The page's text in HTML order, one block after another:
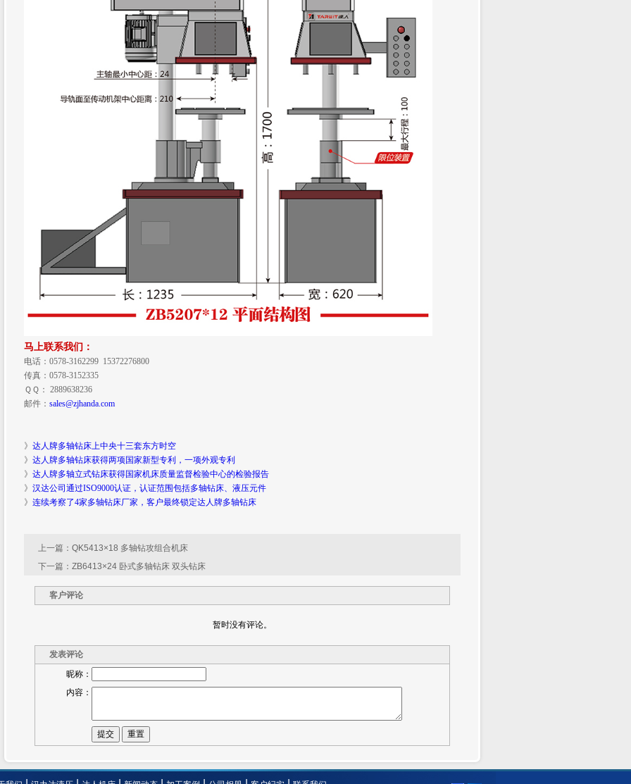
马上联系我们：
电话：0578-3162299 15372276800
传真：0578-3152335
ＱＱ： 2889638236
邮件： sales@zjhanda.com
》 达人牌多轴钻床上中央十三套东方时空
》 达人牌多轴钻床获得两项国家新型专利，一项外观专利
》 达人牌多轴立式钻床获得国家机床质量监督检验中心的检验报告
》 汉达公司通过ISO9000认证，认证范围包括多轴钻床、液压元件
》 连续考察了4家多轴钻床厂家，客户最终锁定达人牌多轴钻床
上一篇： QK5413×18 多轴钻攻组合机床
下一篇： ZB6413×24 卧式多轴钻床 双头钻床
客户评论
暂时没有评论。
发表评论
昵称：
内容：
提交